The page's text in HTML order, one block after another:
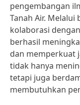
pengembangan
Tanah Air.
kolaborasi
berhasil
dan memperkuat
tidak hanya
tetapi juga
membutuhkan